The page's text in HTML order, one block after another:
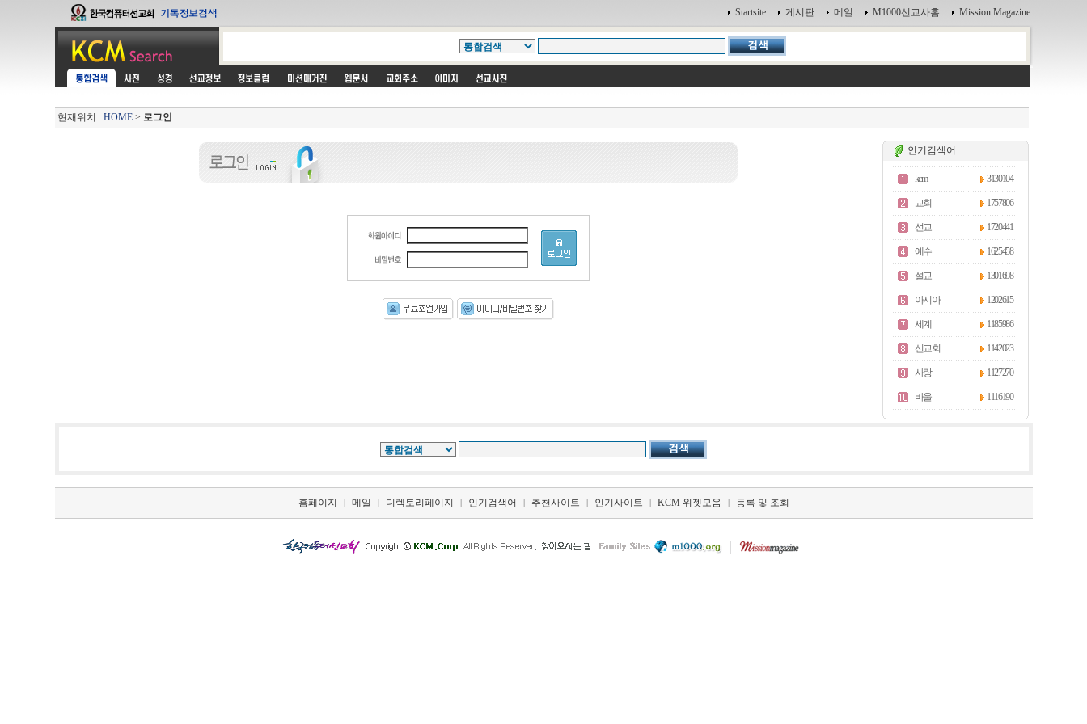
Startsite 게시판 메일 M1000선교사홈 Mission Magazine
현재위치 : HOME> 로그인
인기검색어
kcm 3130104
교회 1757806
선교 1720441
예수 1625458
설교 1301698
아시아 1202615
세계 1185986
선교회 1142023
사랑 1127270
바울 1116190
홈페이지 | 메일 | 디렉토리페이지 | 인기검색어 | 추천사이트 | 인기사이트 | KCM 위젯모음 | 등록 및 조회